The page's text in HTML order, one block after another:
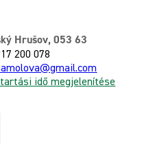
Hrušov, 053 63
200 078
idő megjelenítése